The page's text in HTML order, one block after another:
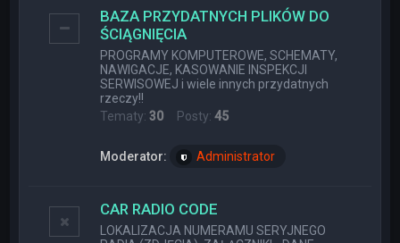
BAZA PRZYDATNYCH PLIKÓW DO
ŚCIĄGNIĘCIA
PROGRAMY KOMPUTEROWE, SCHEMATY,
NAWIGACJE, KASOWANIE INSPEKCJI
SERWISOWEJ i wiele innych przydatnych
rzeczy!!
Tematy:30 Posty:45
Moderator: Administrator
CAR RADIO CODE
LOKALIZACJA NUMERAMU SERYJNEGO